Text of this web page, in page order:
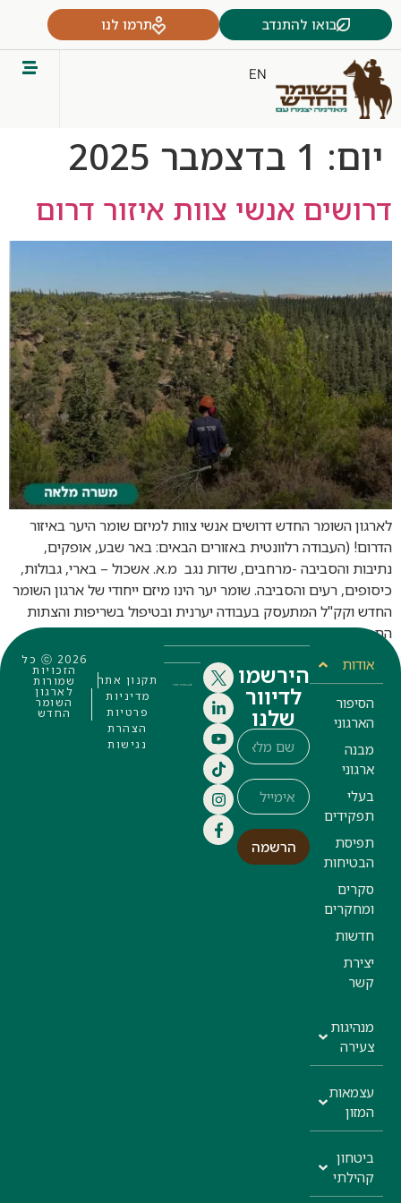
בואו להתנדב תרמו לנו
EN
יום: 1 בדצמבר 2025
דרושים אנשי צוות איזור דרום
לארגון השומר החדש דרושים אנשי צוות למיזם שומר היער באיזור
הדרום! (העבודה רלוונטית באזורים הבאים: באר שבע, אופקים,
נתיבות והסביבה -מרחבים, שדות נגב מ.א. אשכול – בארי, גבולות,
כיסופים, רעים והסביבה. שומר יער הינו מיזם ייחודי של ארגון השומר
החדש וקק"ל המתעסק בעבודה יערנית ובטיפול בשריפות והצתות
התפקיד כולל ביצוע מגוון עבודות שטח יערניות במרחב […]
אודות
הסיפור
הארגוני
מבנה
ארגוני
בעלי
תפקידים
תפיסת
הבטיחות
סקרים
ומחקרים
חדשות
יצירת
קשר
מנהיגות
צעירה
עצמאות
המזון
ביטחון
קהילתי
הירשמו
לדיוור
שלנו
הרשמה
תקנון אתר
מדיניות
פרטיות
הצהרת
נגישות
ⓒ 2026 כל
הזכויות
שמורות
לארגון
השומר
החדש